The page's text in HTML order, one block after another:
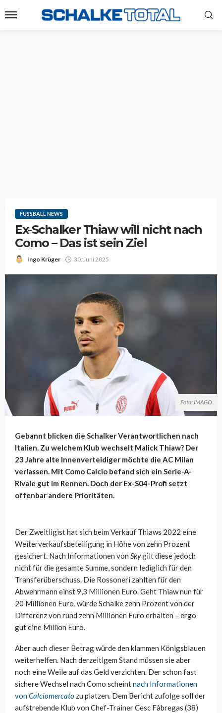
FUSSBALL NEWS
Ex-Schalker Thiaw will nicht nach
Como – Das ist sein Ziel
Ingo Krüger 30. Juni 2025
Foto: IMAGO
Gebannt blicken die Schalker Verantwortlichen nach
Italien. Zu welchem Klub wechselt Malick Thiaw? Der
23 Jahre alte Innenverteidiger möchte die AC Milan
verlassen. Mit Como Calcio befand sich ein Serie-A-
Rivale gut im Rennen. Doch der Ex-S04-Profi setzt
offenbar andere Prioritäten.
Der Zweitligist hat sich beim Verkauf Thiaws 2022 eine
Weiterverkaufsbeteiligung in Höhe von zehn Prozent
gesichert. Nach Informationen von Skygilt diese jedoch
nicht für die gesamte Summe, sondern lediglich für den
Transferüberschuss. Die Rossoneri zahlten für den
Abwehrmann einst 9,3 Millionen Euro. Geht Thiaw nun für
20 Millionen Euro, würde Schalke zehn Prozent von der
Differenz von rund zehn Millionen Euro erhalten – ergo
gut eine Million Euro.
Aber auch dieser Betrag würde den klammen Königsblauen
weiterhelfen. Nach derzeitigem Stand müssen sie aber
noch eine Weile auf das Geld verzichten. Der schon fast
sichere Wechsel nach Como scheintnach Informationen
vonCalciomercato zu platzen. Dem Bericht zufolge soll der
aufstrebende Klub von Chef-Trainer Cesc Fàbregas (38)